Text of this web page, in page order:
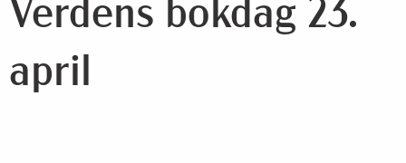
Verdens bokdag 23.
april